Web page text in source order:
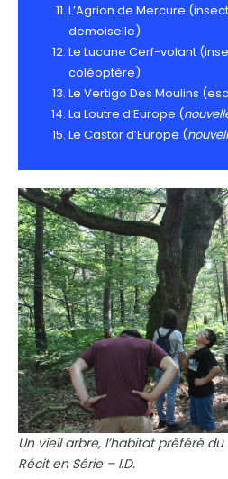
L’Agrion de Mercure
demoiselle)
Le Lucane Cerf-volant
coléoptère)
Le Vertigo Des Moulins
La Loutre d’Europe (
Le Castor d’Europe (
Un vieil arbre, l’habitat préféré
Récit en Série – I.D.